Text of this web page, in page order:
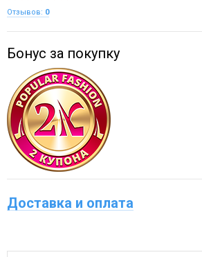
Отзывов: 0
Бонус за покупку
Доставка и оплата